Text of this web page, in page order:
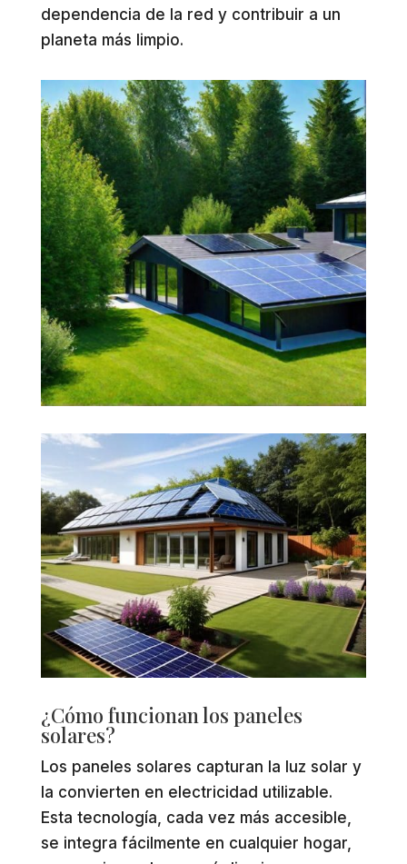
dependencia de la red y contribuir a un
planeta más limpio.
¿Cómo funcionan los paneles
solares?
Los paneles solares capturan la luz solar y
la convierten en electricidad utilizable.
Esta tecnología, cada vez más accesible,
se integra fácilmente en cualquier hogar,